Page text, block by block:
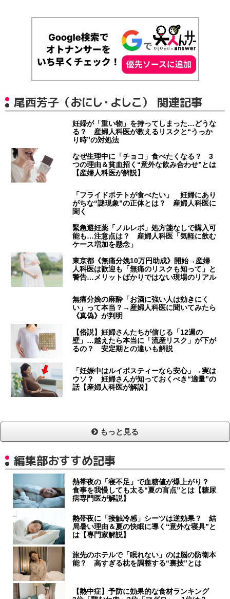
尾西芳子（おにし・よしこ） 関連記事
妊婦が「重い物」を持ってしまった…どうな
る？ 産婦人科医が教えるリスクと“うっか
り時”の対処法
なぜ生理中に「チョコ」食べたくなる？ 3
つの理由＆貧血招く“意外な飲み合わせ”とは
【産婦人科医が解説】
「フライドポテトが食べたい」 妊婦にあり
がちな“謎現象”の正体とは？ 産婦人科医に
聞く
緊急避妊薬「ノルレボ」処方箋なしで購入可
能も…注意点は？ 産婦人科医「気軽に飲む
ケース増加を懸念」
東京都《無痛分娩10万円助成》開始→産婦
人科医は歓迎も「無痛のリスクも知って」と
警告…メリットばかりではない現場のリアル
無痛分娩の麻酔「お酒に強い人は効きにく
い」って本当？→産婦人科医に聞いてみたら
《真偽》が判明
【俗説】妊婦さんたちが信じる「12週の
壁」…越えたら本当に「流産リスク」が下が
るの？ 安定期との違いも解説
「妊娠中はルイボスティーなら安心」→実は
ウソ？ 妊婦さんが知っておくべき“適量”の
話【産婦人科医が解説】
もっと見る
編集部おすすめ記事
熱帯夜の「寝不足」で血糖値が爆上がり？
食事を我慢しても太る“夏の盲点”とは【糖尿
病専門医が解説】
熱帯夜に「接触冷感」シーツは逆効果？ 結
局暑い理由＆夏の快眠に導く“意外な寝具”と
は【専門家解説】
旅先のホテルで「眠れない」のは脳の防衛本
能？ 高すぎる枕を調整する“裏技”とは
【熱中症】予防に効果的な食材ランキング